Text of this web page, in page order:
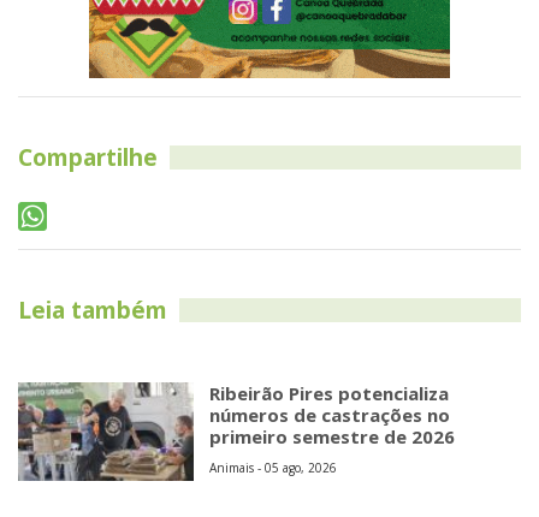
Compartilhe
Leia também
Ribeirão Pires potencializa
números de castrações no
primeiro semestre de 2026
Animais - 05 ago, 2026